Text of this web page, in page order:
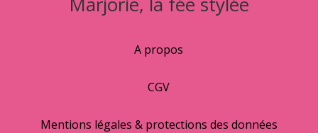
A propos
CGV
Mentions légales & protections des données